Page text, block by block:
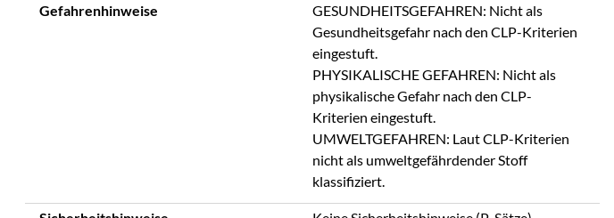
Gefahrenhinweise
GESUNDHEITSGEFAHREN: Nicht als
Gesundheitsgefahr nach den CLP-Kriterien
eingestuft.
PHYSIKALISCHE GEFAHREN: Nicht als
physikalische Gefahr nach den CLP-
Kriterien eingestuft.
UMWELTGEFAHREN: Laut CLP-Kriterien
nicht als umweltgefährdender Stoff
klassifiziert.